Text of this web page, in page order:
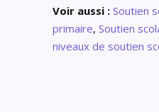
Voir aussi : Soutien
primaire, Soutien
niveaux de soutien